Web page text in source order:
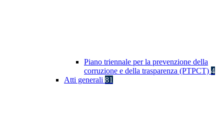
Piano triennale per la prevenzione della
corruzione e della trasparenza (PTPCT) 4
Atti generali 81